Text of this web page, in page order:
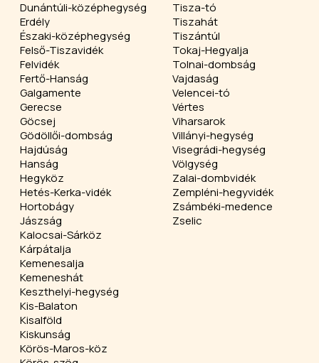
Dunántúli-középhegység
Erdély
Északi-középhegység
Felső-Tiszavidék
Felvidék
Fertő-Hanság
Galgamente
Gerecse
Göcsej
Gödöllői-dombság
Hajdúság
Hanság
Hegyköz
Hetés-Kerka-vidék
Hortobágy
Jászság
Kalocsai-Sárköz
Kárpátalja
Kemenesalja
Kemeneshát
Keszthelyi-hegység
Kis-Balaton
Kisalföld
Kiskunság
Körös-Maros-köz
Tisza-tó
Tiszahát
Tiszántúl
Tokaj-Hegyalja
Tolnai-dombság
Vajdaság
Velencei-tó
Vértes
Viharsarok
Villányi-hegység
Visegrádi-hegység
Völgység
Zalai-dombvidék
Zempléni-hegyvidék
Zsámbéki-medence
Zselic